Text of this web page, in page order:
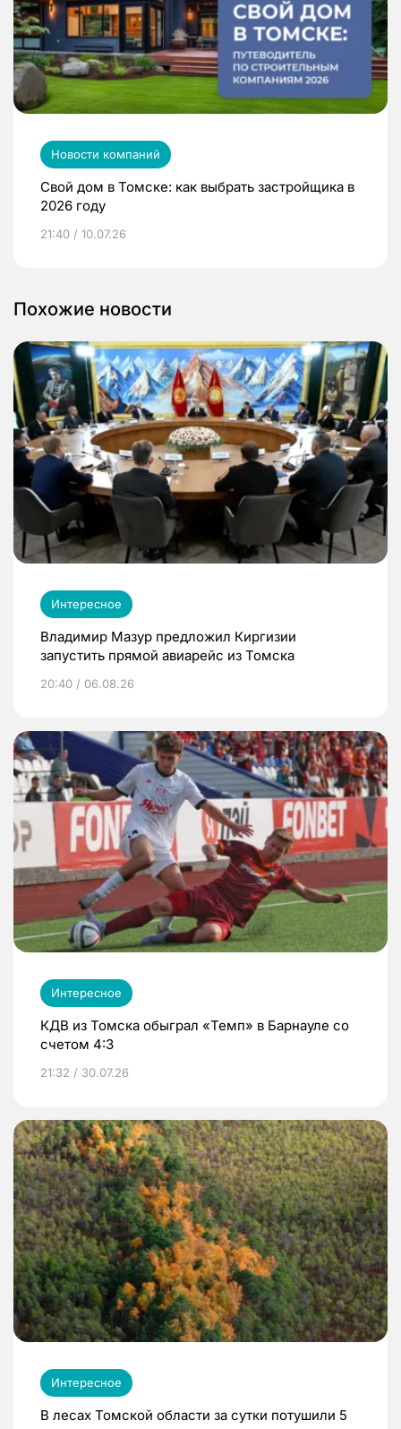
Новости компаний
Свой дом в Томске: как выбрать застройщика в
2026 году
21:40 / 10.07.26
Похожие новости
Интересное
Владимир Мазур предложил Киргизии
запустить прямой авиарейс из Томска
20:40 / 06.08.26
Интересное
КДВ из Томска обыграл «Темп» в Барнауле со
счетом 4:3
21:32 / 30.07.26
Интересное
В лесах Томской области за сутки потушили 5